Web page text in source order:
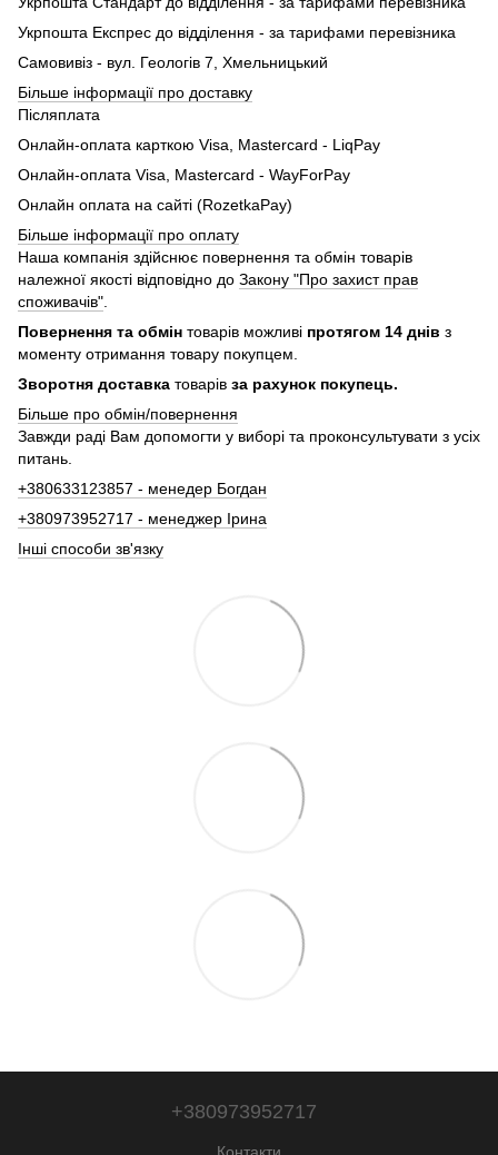
Укрпошта Експрес до відділення - за тарифами перевізника
Самовивіз - вул. Геологів 7, Хмельницький
Більше інформації про доставку
Післяплата
Онлайн-оплата карткою Visa, Mastercard - LiqPay
Онлайн-оплата Visa, Mastercard - WayForPay
Онлайн оплата на сайті (RozetkaPay)
Більше інформації про оплату
Наша компанія здійснює повернення та обмін товарів
належної якості відповідно до Закону "Про захист прав
споживачів"
Повернення та обмін товарів можливі протягом 14 днів з
моменту отримання товару покупцем.
Зворотня доставка товарів за рахунок покупець.
Більше про обмін/повернення
Завжди раді Вам допомогти у виборі та проконсультувати з усіх
питань.
+380633123857 - менедер Богдан
+380973952717 - менеджер Ірина
Інші способи зв'язку
+380973952717
Контакти